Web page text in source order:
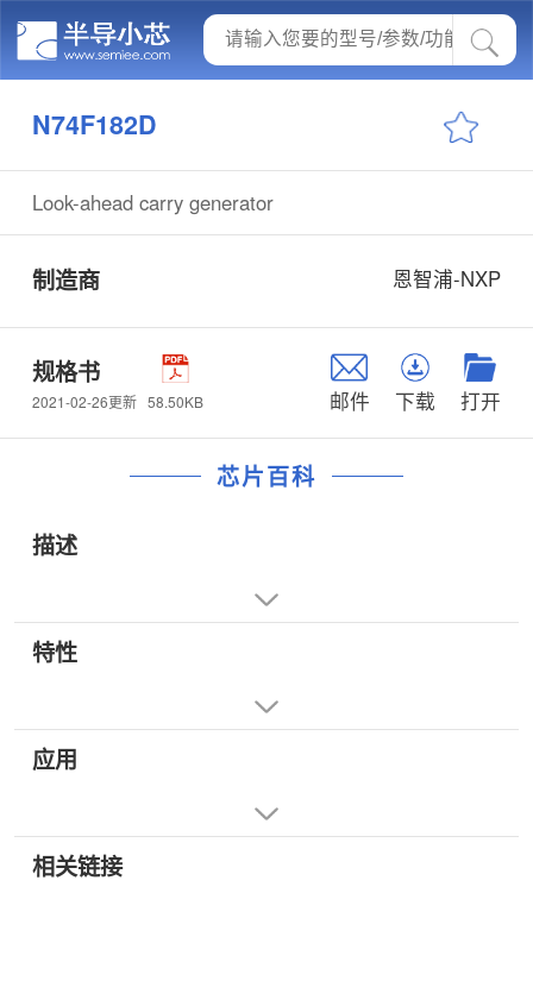
N74F182D
Look-ahead carry generator
制造商 恩智浦-NXP
规格书
2021-02-26更新 58.50KB 邮件 下载 打开
芯片百科
描述
特性
应用
相关链接